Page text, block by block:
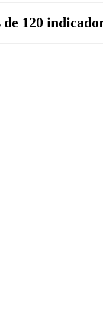
120